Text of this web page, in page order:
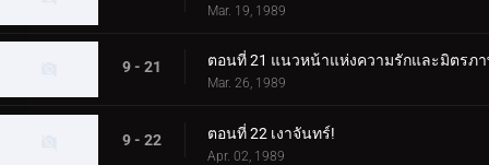
Mar. 19, 1989
9 - 21 ตอนที่ 21 แนวหน้าแห่งความรักและมิตรภ
Mar. 26, 1989
9 - 22 ตอนที่ 22 เงาจันทร์!
Apr. 02, 1989